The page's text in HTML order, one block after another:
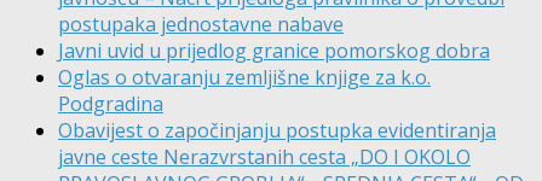
postupaka jednostavne nabave
Javni uvid u prijedlog granice pomorskog dobra
Oglas o otvaranju zemljišne knjige za k.o.
Podgradina
Obavijest o započinjanju postupka evidentiranja
javne ceste Nerazvrstanih cesta „DO I OKOLO